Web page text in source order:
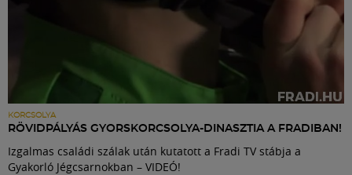
KORCSOLYA
RÖVIDPÁLYÁS GYORSKORCSOLYA-DINASZTIA A FRADIBAN!
Izgalmas családi szálak után kutatott a Fradi TV stábja a
Gyakorló Jégcsarnokban – VIDEÓ!
Shop
Közösség